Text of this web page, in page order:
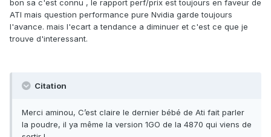
bon sa c'est connu , le rapport perf/prix est toujours en faveur de
ATI mais question performance pure Nvidia garde toujours
l'avance. mais l'ecart a tendance a diminuer et c'est ce que je
trouve d'interessant.
Citation
Merci aminou, C’est claire le dernier bébé de Ati fait parler
la poudre, il ya même la version 1GO de la 4870 qui viens de